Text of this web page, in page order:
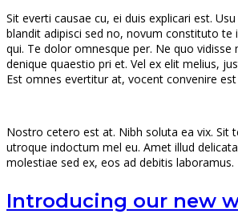
Sit everti causae cu, ei duis explicari est.
blandit adipisci sed no, novum constituto te
qui. Te dolor omnesque per. Ne quo vidisse
denique quaestio pri et. Vel ex elit melius,
Est omnes evertitur at, vocent convenire
Nostro cetero est at. Nibh soluta ea vix. Sit
utroque indoctum mel eu. Amet illud
molestiae sed ex, eos ad debitis laboramus.
Introducing our new